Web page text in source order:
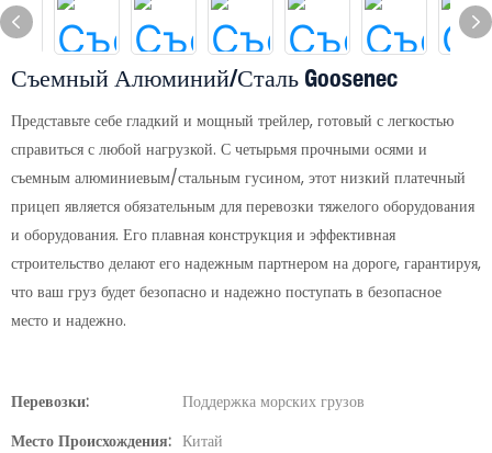
Съемный Алюминий/сталь Goosenec
Представьте себе гладкий и мощный трейлер, готовый с легкостью
справиться с любой нагрузкой. С четырьмя прочными осями и
съемным алюминиевым/стальным гусином, этот низкий платечный
прицеп является обязательным для перевозки тяжелого оборудования
и оборудования. Его плавная конструкция и эффективная
строительство делают его надежным партнером на дороге, гарантируя,
что ваш груз будет безопасно и надежно поступать в безопасное
место и надежно.
Перевозки:
Поддержка морских грузов
Место Происхождения: Китай